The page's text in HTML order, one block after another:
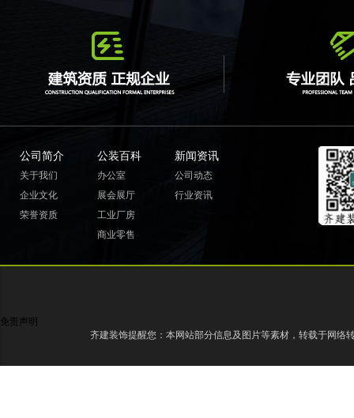
公司简介
关于我们
企业文化
荣誉资质
公装百科
办公室
展会展厅
工业厂房
商业零售
新闻资讯
公司动态
行业资讯
免责声明
齐建装饰提醒您：本网站部分信息及图片等素材，转载于网络